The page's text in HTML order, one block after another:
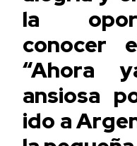
la
conocer
“Ahora
ansiosa
ido a